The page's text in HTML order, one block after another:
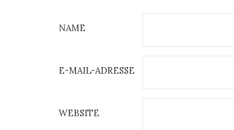
NAME
E-MAIL-ADRESSE
WEBSITE